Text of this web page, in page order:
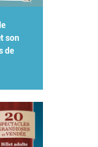
son
de